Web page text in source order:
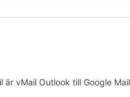
vMail Outlook till Google